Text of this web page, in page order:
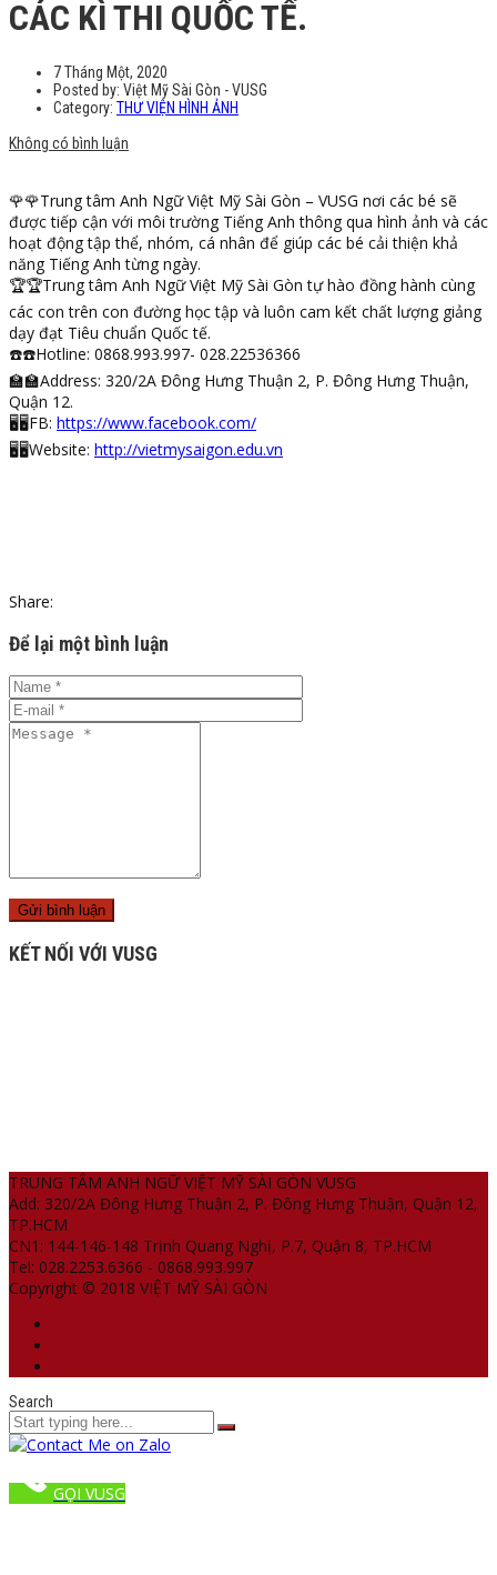
CÁC KÌ THI QUỐC TẾ.
7 Tháng Một, 2020
Posted by: Việt Mỹ Sài Gòn - VUSG
Category: THƯ VIỆN HÌNH ẢNH
Không có bình luận
🌹🌹Trung tâm Anh Ngữ Việt Mỹ Sài Gòn – VUSG nơi các bé sẽ
được tiếp cận với môi trường Tiếng Anh thông qua hình ảnh và các
hoạt động tập thể, nhóm, cá nhân để giúp các bé cải thiện khả
năng Tiếng Anh từng ngày.
🏆🏆Trung tâm Anh Ngữ Việt Mỹ Sài Gòn tự hào đồng hành cùng
các con trên con đường học tập và luôn cam kết chất lượng giảng
dạy đạt Tiêu chuẩn Quốc tế.
☎️☎️Hotline: 0868.993.997- 028.22536366
🏫🏫Address: 320/2A Đông Hưng Thuận 2, P. Đông Hưng Thuận,
Quận 12.
🖥🖥FB: https://www.facebook.com/
🖥🖥Website: http://vietmysaigon.edu.vn
Share:
Để lại một bình luận
KẾT NỐI VỚI VUSG
TRUNG TÂM ANH NGỮ VIỆT MỸ SÀI GÒN VUSG
Add: 320/2A Đông Hưng Thuận 2, P. Đông Hưng Thuận, Quận 12,
TP.HCM
CN1: 144-146-148 Trịnh Quang Nghị, P.7, Quận 8, TP.HCM
Tel: 028.2253.6366 - 0868.993.997
Copyright © 2018 VIỆT MỸ SÀI GÒN
Search
GỌI VUSG